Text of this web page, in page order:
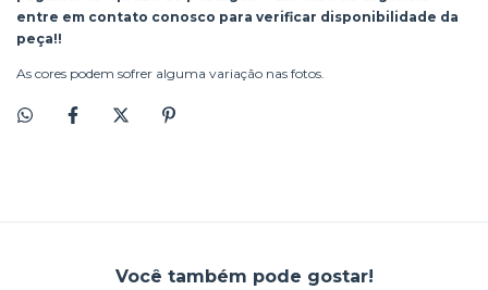
entre em contato conosco para verificar disponibilidade da
peça!!
As cores podem sofrer alguma variação nas fotos.
Você também pode gostar!